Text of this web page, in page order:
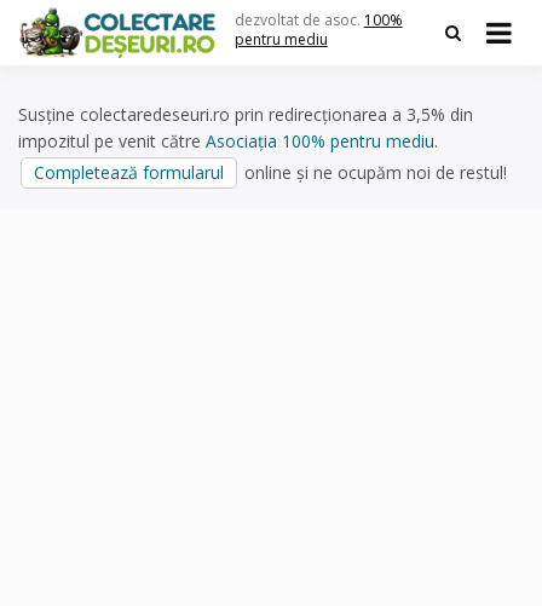
content
dezvoltat de asoc. 100%
pentru mediu
Susține colectaredeseuri.ro prin redirecționarea a 3,5% din
impozitul pe venit către Asociația 100% pentru mediu.
Completează formularul
online și ne ocupăm noi de restul!